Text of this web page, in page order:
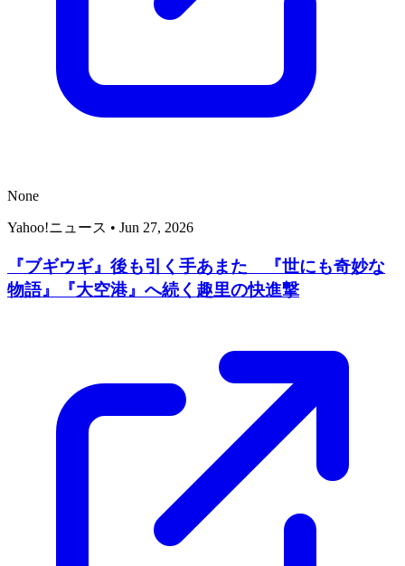
None
Yahoo!ニュース • Jun 27, 2026
『ブギウギ』後も引く手あまた 『世にも奇妙な
物語』『大空港』へ続く趣里の快進撃